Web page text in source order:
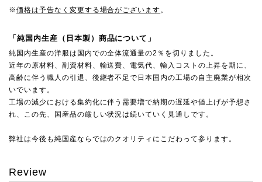
※価格は予告なく変更する場合がございます 。
「純国内生産（日本製）商品について」
純国内生産の洋服は国内での全体流通量の2％を切りました。
近年の原材料、副資材料、輸送費、電気代、輸入コストの上昇を期に、
高齢に伴う職人の引退、後継者不足で日本国内の工場の自主廃業が相次
いでいます。
工場の減少における集約化に伴う需要増で納期の遅延や値上げが予想さ
れ、この先、国産品の厳しい状況は続いていく見通しです。
弊社は今後も純国産ならではのクオリティにこだわって参ります。
Review